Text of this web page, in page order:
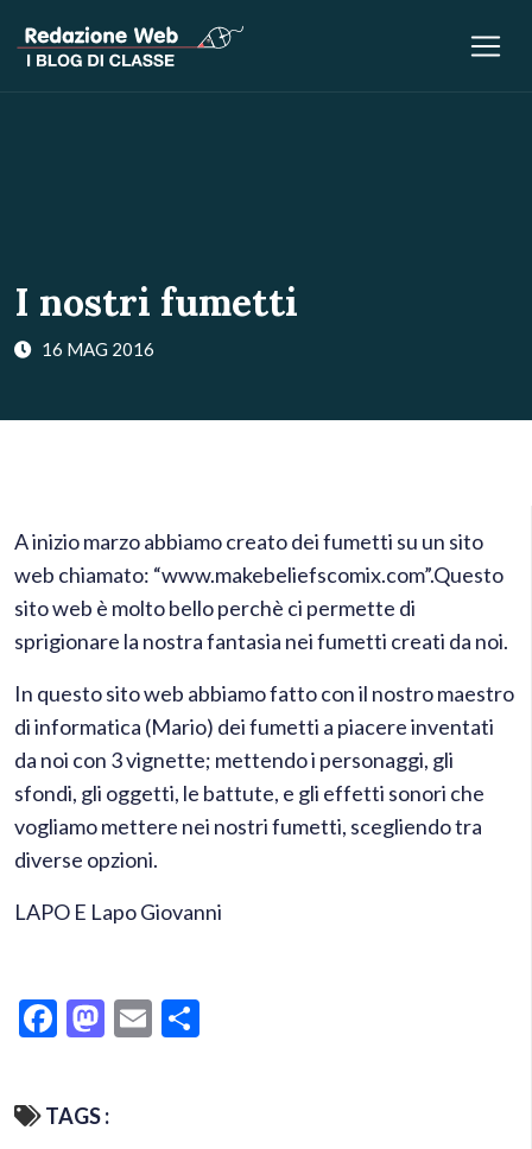
I nostri fumetti
16 MAG 2016
A inizio marzo abbiamo creato dei fumetti su un sito
web chiamato: “www.makebeliefscomix.com”.Questo
sito web è molto bello perchè ci permette di
sprigionare la nostra fantasia nei fumetti creati da noi.
In questo sito web abbiamo fatto con il nostro maestro
di informatica (Mario) dei fumetti a piacere inventati
da noi con 3 vignette; mettendo i personaggi, gli
sfondi, gli oggetti, le battute, e gli effetti sonori che
vogliamo mettere nei nostri fumetti, scegliendo tra
diverse opzioni.
LAPO E Lapo Giovanni
Facebook
Mastodon
Email
TAGS :